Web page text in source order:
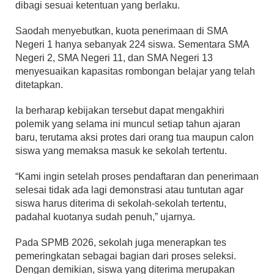
dibagi sesuai ketentuan yang berlaku.
Saodah menyebutkan, kuota penerimaan di SMA
Negeri 1 hanya sebanyak 224 siswa. Sementara SMA
Negeri 2, SMA Negeri 11, dan SMA Negeri 13
menyesuaikan kapasitas rombongan belajar yang telah
ditetapkan.
Ia berharap kebijakan tersebut dapat mengakhiri
polemik yang selama ini muncul setiap tahun ajaran
baru, terutama aksi protes dari orang tua maupun calon
siswa yang memaksa masuk ke sekolah tertentu.
“Kami ingin setelah proses pendaftaran dan penerimaan
selesai tidak ada lagi demonstrasi atau tuntutan agar
siswa harus diterima di sekolah-sekolah tertentu,
padahal kuotanya sudah penuh,” ujarnya.
Pada SPMB 2026, sekolah juga menerapkan tes
pemeringkatan sebagai bagian dari proses seleksi.
Dengan demikian, siswa yang diterima merupakan